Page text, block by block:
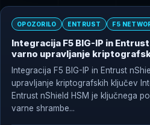
OPOZORILO ENTRUST F5
Integracija F5 BIG-IP in
varno upravljanje
Integracija F5 BIG-IP in Entrust
upravljanje kriptografskih ključev
Entrust nShield HSM je ključnega
varne shrambe...